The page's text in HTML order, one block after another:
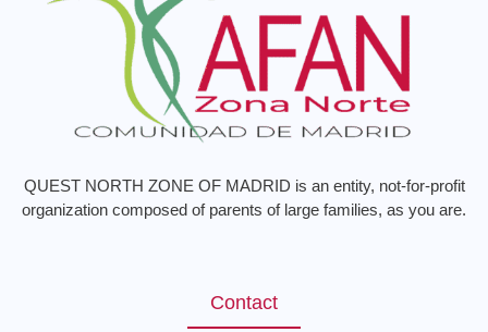
QUEST NORTH ZONE OF MADRID is an entity, not-for-profit
organization composed of parents of large families, as you are.
Contact